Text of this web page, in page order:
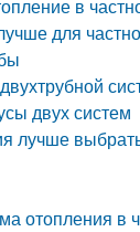
в
для
двух систем
лучше
отопления в